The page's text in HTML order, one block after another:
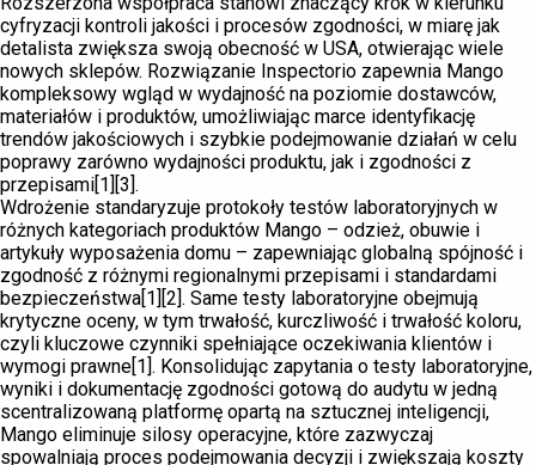
cyfryzacji kontroli jakości i procesów zgodności, w miarę jak
detalista zwiększa swoją obecność w USA, otwierając wiele
nowych sklepów. Rozwiązanie Inspectorio zapewnia Mango
kompleksowy wgląd w wydajność na poziomie dostawców,
materiałów i produktów, umożliwiając marce identyfikację
trendów jakościowych i szybkie podejmowanie działań w celu
poprawy zarówno wydajności produktu, jak i zgodności z
przepisami[1][3].
Wdrożenie standaryzuje protokoły testów laboratoryjnych w
różnych kategoriach produktów Mango – odzież, obuwie i
artykuły wyposażenia domu – zapewniając globalną spójność i
zgodność z różnymi regionalnymi przepisami i standardami
bezpieczeństwa[1][2]. Same testy laboratoryjne obejmują
krytyczne oceny, w tym trwałość, kurczliwość i trwałość koloru,
czyli kluczowe czynniki spełniające oczekiwania klientów i
wymogi prawne[1]. Konsolidując zapytania o testy laboratoryjne,
wyniki i dokumentację zgodności gotową do audytu w jedną
scentralizowaną platformę opartą na sztucznej inteligencji,
Mango eliminuje silosy operacyjne, które zazwyczaj
spowalniają proces podejmowania decyzji i zwiększają koszty